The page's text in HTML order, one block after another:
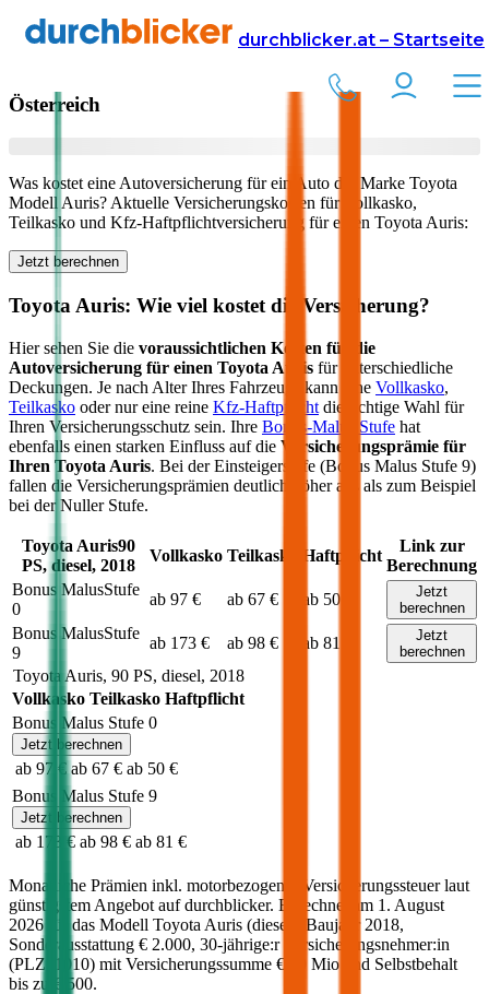
durchblicker.at – Startseite
Versicherung Autoversicherung Toyota
Toyota Auris
Österreich
Was kostet eine Autoversicherung für ein Auto der Marke Toyota
ModellAuris? Aktuelle Versicherungskosten für Vollkasko,
Teilkasko und Kfz-Haftpflichtversicherung für einen ToyotaAuris:
Jetzt berechnen
Toyota Auris: Wie viel kostet die Versicherung?
Hier sehen Sie die voraussichtlichen Kosten für die
Autoversicherung für einen Toyota Auris für unterschiedliche
Deckungen. Je nach Alter Ihres Fahrzeugs kann eine Vollkasko,
Teilkasko oder nur eine reine Kfz-Haftpflicht die richtige Wahl für
Ihren Versicherungsschutz sein. Ihre Bonus-Malus Stufe hat
ebenfalls einen starken Einfluss auf die Versicherungsprämie für
Ihren Toyota Auris. Bei der Einsteigerstufe (Bonus Malus Stufe 9)
fallen die Versicherungsprämien deutlich höher aus als zum Beispiel
bei der Nuller Stufe.
Toyota Auris90
PS, diesel, 2018
Vollkasko Teilkasko Haftpflicht
Link zur
Berechnung
Bonus MalusStufe
0
ab 97 € ab 67 € ab 50 €
Jetzt
berechnen
Bonus MalusStufe
9
ab 173 € ab 98 € ab 81 €
Jetzt
berechnen
Toyota Auris, 90PS, diesel, 2018
Vollkasko Teilkasko Haftpflicht
Bonus Malus Stufe 0
Jetzt berechnen
ab 97 € ab 67 € ab 50 €
Bonus Malus Stufe 9
Jetzt berechnen
ab 173 € ab 98 € ab 81 €
Monatliche Prämien inkl. motorbezogener Versicherungssteuer laut
günstigstem Angebot auf durchblicker. Berechnet am 1. August
2026 für das Modell Toyota Auris (diesel , Baujahr 2018,
Sonderausstattung € 2.000, 30-jährige:rVersicherungsnehmer:in
(PLZ:
1010) mit Versicherungssumme € 20 Mio und Selbstbehalt
bis zu
€ 500.